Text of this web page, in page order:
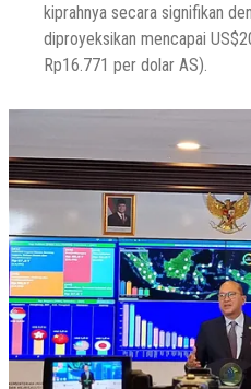
kiprahnya secara signifikan
diproyeksikan mencapai
Rp16.771 per dolar AS).